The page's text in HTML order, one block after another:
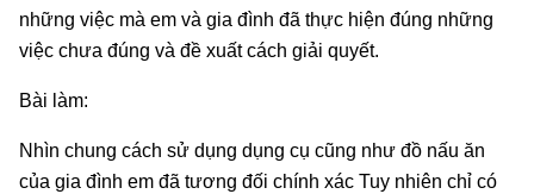
những việc mà em và gia đình đã thực hiện đúng những
việc chưa đúng và đề xuất cách giải quyết.
Bài làm:
Nhìn chung cách sử dụng dụng cụ cũng như đồ nấu ăn
của gia đình em đã tương đối chính xác Tuy nhiên chỉ có